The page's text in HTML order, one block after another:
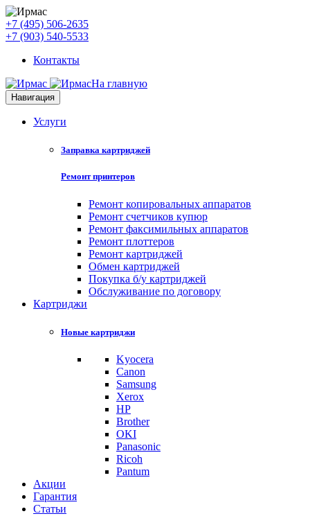
+7 (495) 506-2635
+7 (903) 540-5533
Контакты
На главную
Навигация
Услуги
Заправка картриджей
Ремонт принтеров
Ремонт копировальных аппаратов
Ремонт счетчиков купюр
Ремонт факсимильных аппаратов
Ремонт плоттеров
Ремонт картриджей
Обмен картриджей
Покупка б/у картриджей
Обслуживание по договору
Картриджи
Новые картриджи
Kyocera
Canon
Samsung
Xerox
HP
Brother
OKI
Panasonic
Ricoh
Pantum
Акции
Гарантия
Статьи